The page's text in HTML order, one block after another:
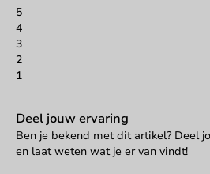
5
4
3
2
1
Deel jouw ervaring
Ben je bekend met dit artikel? Deel
en laat weten wat je er van vindt!